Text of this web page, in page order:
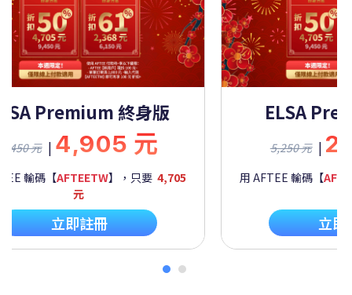
身版
元
只要4,705
ELSA Premium 一年
5,250 元 2,292 元
用 AFTEE 輸碼【 AFTEETW】，只要2,092